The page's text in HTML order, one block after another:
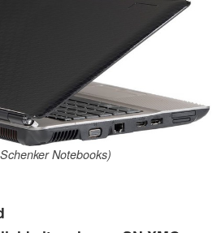
Notebooks)